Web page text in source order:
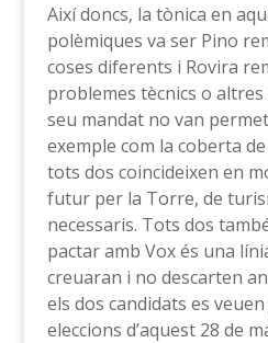
Així doncs, la tònica en
polèmiques va ser Pino
coses diferents i Rovira
problemes tècnics o
seu mandat no van
exemple com la coberta
tots dos coincideixen en
futur per la Torre, de
necessaris. Tots dos
pactar amb Vox és una
creuaran i no descarten
els dos candidats es
eleccions d’aquest 28 de